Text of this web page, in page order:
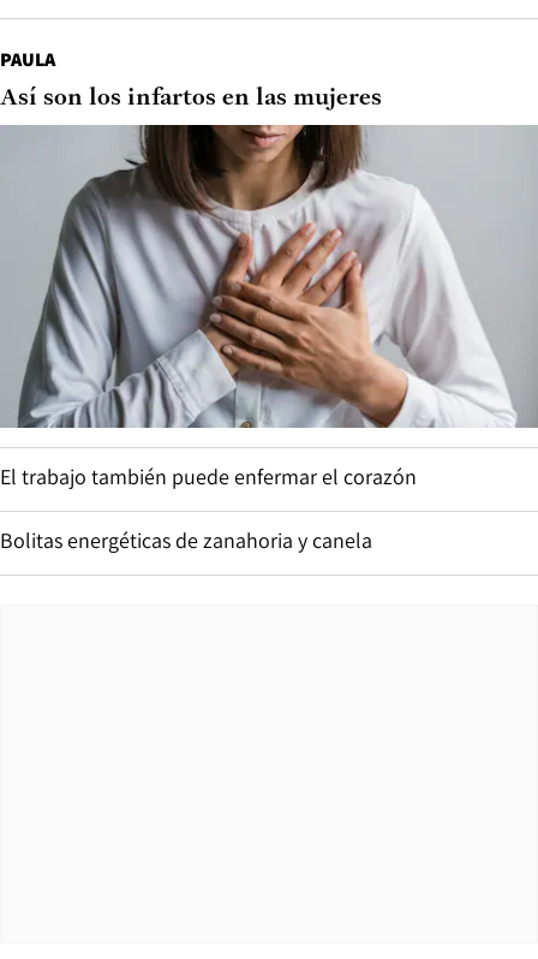
PAULA
Así son los infartos en las mujeres
El trabajo también puede enfermar el corazón
Bolitas energéticas de zanahoria y canela